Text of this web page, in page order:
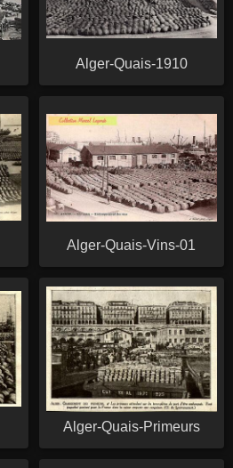
Alger-Quais-1910
Alger-Quais-Vins-01
Alger-Quais-Primeurs